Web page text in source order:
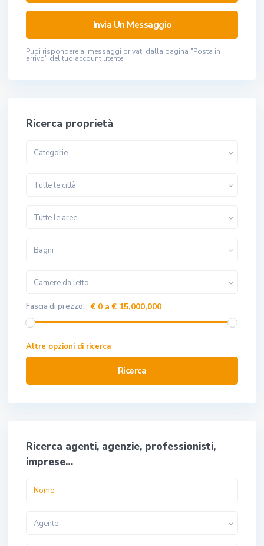
Puoi rispondere ai messaggi privati ​​dalla pagina "Posta in
arrivo" del tuo account utente
Ricerca proprietà
Categorie
Tutte le città
Tutte le aree
Bagni
Camere da letto
Fascia di prezzo: € 0 a € 15,000,000
Altre opzioni di ricerca
Ricerca
Ricerca agenti, agenzie, professionisti,
imprese…
Agente